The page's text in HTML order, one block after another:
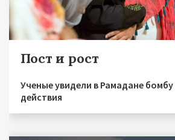
Пост и рост
Ученые увидели в Рамадане
действия